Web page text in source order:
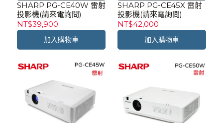
SHARP PG-CE40W 雷射
投影機(請來電詢問)
NT$39,900
加入購物車
SHARP PG-CE45X 雷射
投影機(請來電詢問)
NT$42,000
加入購物車